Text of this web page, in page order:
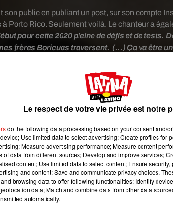
son public en publiant un post, sur son compte
Porto Rico. Seulement voilà. Le chanteur a
pour cette 2020 pleine de défis et de tests.
frères Boricuas traversent. (...) Ça va être
monde appartient aux optimistes. Je ne vais
a-t-il déclaré en légende.
Le respect de votre vie privée est notre
do the following data processing based on your consent and/
Use limited data to select advertising; Create profiles for
Measure advertising performance; Measure content
of data from different sources; Develop and improve services;
content; Use limited data to select content; Ensure
and content; Save and communicate privacy choices.
browsing data to offer following functionalities: Identify
data; Match and combine data from other data
automatically.